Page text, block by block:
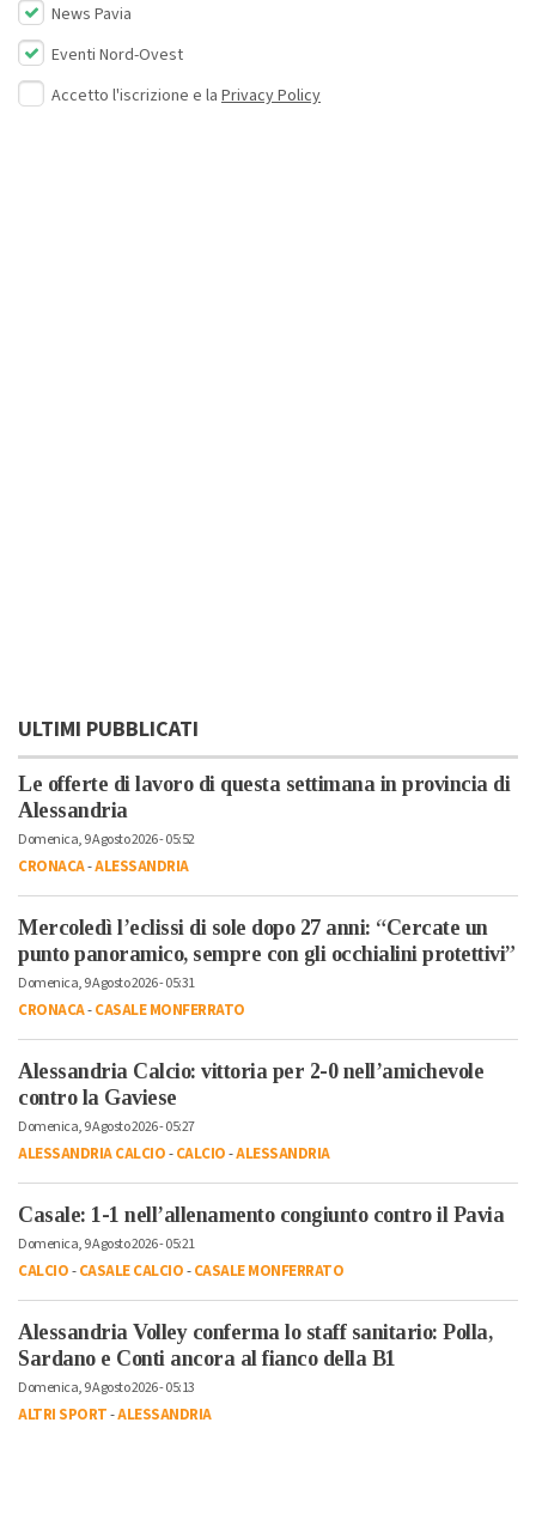
News Pavia
Eventi Nord-Ovest
Accetto l'iscrizione e la Privacy Policy
ULTIMI PUBBLICATI
Le offerte di lavoro di questa settimana in provincia di
Alessandria
Domenica, 9 Agosto 2026 - 05:52
CRONACA-ALESSANDRIA
Mercoledì l’eclissi di sole dopo 27 anni: “Cercate un
punto panoramico, sempre con gli occhialini protettivi”
Domenica, 9 Agosto 2026 - 05:31
CRONACA-CASALE MONFERRATO
Alessandria Calcio: vittoria per 2-0 nell’amichevole
contro la Gaviese
Domenica, 9 Agosto 2026 - 05:27
ALESSANDRIA CALCIO-CALCIO-ALESSANDRIA
Casale: 1-1 nell’allenamento congiunto contro il Pavia
Domenica, 9 Agosto 2026 - 05:21
CALCIO-CASALE CALCIO-CASALE MONFERRATO
Alessandria Volley conferma lo staff sanitario: Polla,
Sardano e Conti ancora al fianco della B1
Domenica, 9 Agosto 2026 - 05:13
ALTRI SPORT-ALESSANDRIA